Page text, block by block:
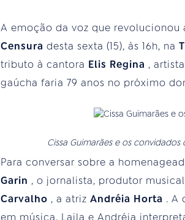
A emoção da voz que
Censura desta sexta (15), às 16h, na
tributo à cantora Elis Regina ,
gaúcha faria 79 anos no próximo
Cissa Guimarães e os
Para conversar sobre a
Garin , o jornalista, produtor
Carvalho , a atriz Andréia Horta . A
em música. Laila e Andréia